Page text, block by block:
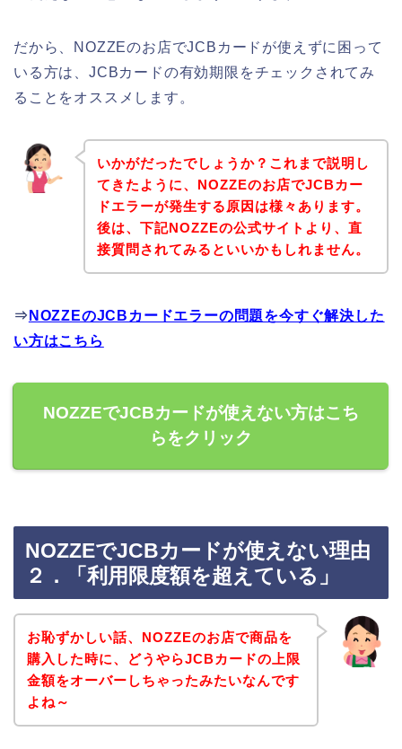
だから、NOZZEのお店でJCBカードが使えずに困って
いる方は、JCBカードの有効期限をチェックされてみ
ることをオススメします。
いかがだったでしょうか？これまで説明し
てきたように、NOZZEのお店でJCBカー
ドエラーが発生する原因は様々あります。
後は、下記NOZZEの公式サイトより、直
接質問されてみるといいかもしれません。
⇒ NOZZEのJCBカードエラーの問題を今すぐ解決した
い方はこちら
NOZZEでJCBカードが使えない方はこち
らをクリック
NOZZEでJCBカードが使えない理由
２．「利用限度額を超えている」
お恥ずかしい話、NOZZEのお店で商品を
購入した時に、どうやらJCBカードの上限
金額をオーバーしちゃったみたいなんです
よね～